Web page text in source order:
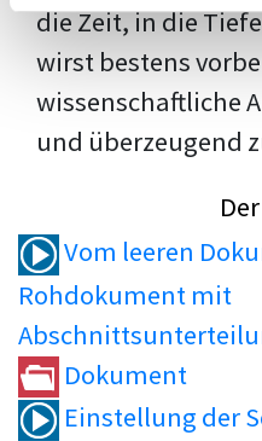
die Zeit, in die
wirst bestens
wissenschaftliche
und überzeugend
Vom leeren
Rohdokument mit
Dokument
Einstellung der